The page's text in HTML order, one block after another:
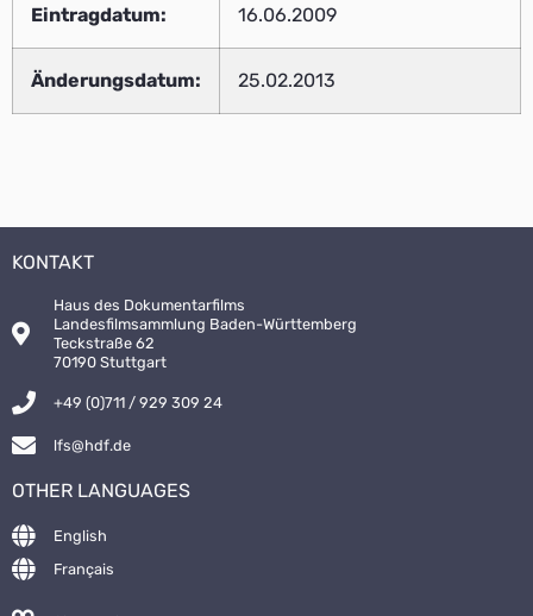
Eintragdatum: 16.06.2009
Änderungsdatum: 25.02.2013
KONTAKT
Haus des Dokumentarfilms
Landesfilmsammlung Baden-Württemberg
Teckstraße 62
70190 Stuttgart
+49 (0)711 / 929 309 24
lfs@hdf.de
OTHER LANGUAGES
English
Français